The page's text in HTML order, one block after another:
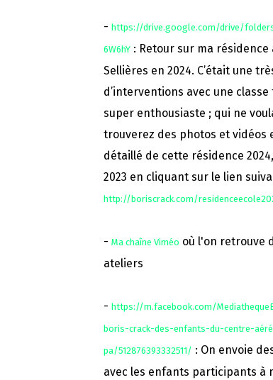
-https://drive.google.com/drive/folders/
6W6hY : Retour sur ma résidence
Sellières en 2024. C’était une
d’interventions avec une
super enthousiaste ; qui ne
trouverez des photos et vidéos
détaillé de cette résidence
2023 en cliquant sur le lien
http://boriscrack.com/
-Ma chaîne Viméo où l'on retrouve
ateliers
-https://m.facebook.com/
boris-crack-des-enfants-du-centre-
pa/512876393332511/ : On envoie
avec les enfants participants à